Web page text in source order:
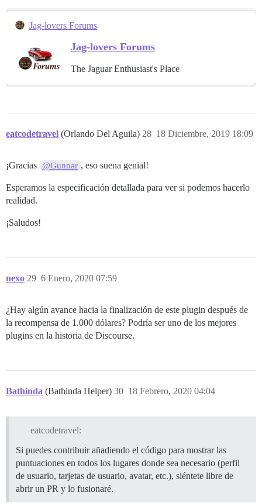
Jag-lovers Forums
Jag-lovers Forums
The Jaguar Enthusiast's Place
eatcodetravel (Orlando Del Aguila) 18 Diciembre, 2019 18:09
28
¡Gracias @Gunnar , eso suena genial!
Esperamos la especificación detallada para ver si podemos hacerlo
realidad.
¡Saludos!
nexo 6 Enero, 2020 07:59
29
¿Hay algún avance hacia la finalización de este plugin después de
la recompensa de 1.000 dólares? Podría ser uno de los mejores
plugins en la historia de Discourse.
Bathinda (Bathinda Helper) 18 Febrero, 2020 04:04
30
eatcodetravel:
Si puedes contribuir añadiendo el código para mostrar las
puntuaciones en todos los lugares donde sea necesario (perfil
de usuario, tarjetas de usuario, avatar, etc.), siéntete libre de
abrir un PR y lo fusionaré.